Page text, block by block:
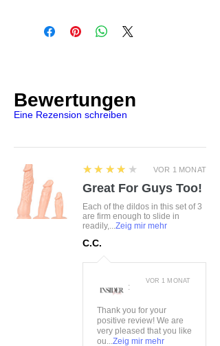
Größe:
2XL/3XL
Krolewska Street 1
Bewertungen
Eine Rezension schreiben
VOR 1 MONAT
4
★★★★★
Great For Guys Too!
Each of the dildos in this set of 3
are firm enough to slide in
readily,...Zeig mir mehr
C.C.
:
Thank you for your
positive review! We are
very pleased that you like
ou...Zeig mir mehr
VOR 1 MONAT